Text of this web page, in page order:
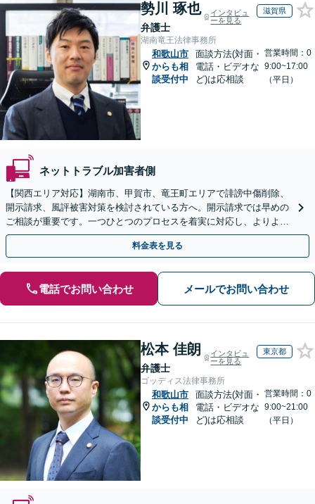
勢川 琢也
弁護士
インタビュ
ーを見る
滋賀県
湖南竜王法律事務所
和歌山市
からも相
談受付中
面談方法(対面・
電話・ビデオな
ど)は応相談
営業時間：0
9:00~17:00
（平日）
ネットトラブル加害者側
【関西エリア対応】湖南市、甲賀市、竜王町エリアで誹謗中傷削除、
開示請求、風評被害対策を検討されている方へ。開示請求では早めの
ご相談が重要です。一つひとつのプロセスを着実に対応し、よりよい
解決に向けて尽力いたします【Web面談OK】
料金表を見る
電話でお問い合わせ メールでお問い合わせ
松本 佳朗
弁護士
インタビュ
ーを見る
東京都
ゴッディス法律事務所
和歌山市
からも相
談受付中
面談方法(対面・
電話・ビデオな
ど)は応相談
営業時間：0
9:00~21:00
（平日）